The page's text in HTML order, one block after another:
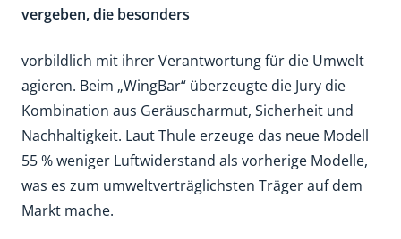
vergeben, die besonders
vorbildlich mit ihrer Verantwortung für die Umwelt
agieren. Beim „WingBar“ überzeugte die Jury die
Kombination aus Geräuscharmut, Sicherheit und
Nachhaltigkeit. Laut Thule erzeuge das neue Modell
55 % weniger Luftwiderstand als vorherige Modelle,
was es zum umweltverträglichsten Träger auf dem
Markt mache.